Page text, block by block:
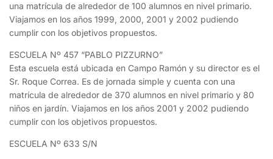
una matrícula de alrededor de 100 alumnos en nivel primario.
Viajamos en los años 1999, 2000, 2001 y 2002 pudiendo
cumplir con los objetivos propuestos.
ESCUELA Nº 457 “PABLO PIZZURNO”
Esta escuela está ubicada en Campo Ramón y su director es el
Sr. Roque Correa. Es de jornada simple y cuenta con una
matrícula de alrededor de 370 alumnos en nivel primario y 80
niños en jardín. Viajamos en los años 2001 y 2002 pudiendo
cumplir con los objetivos propuestos.
ESCUELA Nº 633 S/N